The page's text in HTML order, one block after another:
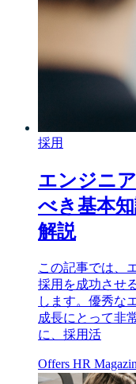
採用
エンジニ
べき基本
解説
この記事では、
採用を成功させ
します。優秀な
成長にとって非
に、採用活
Offers HR